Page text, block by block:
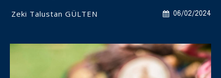
06/02/2024
Zeki Talustan GÜLTEN